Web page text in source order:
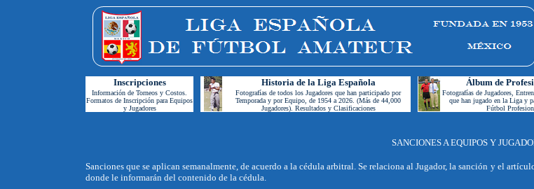
Inscripciones Historia de la Liga Española Álbum de
Información de Torneos y Costos.
Formatos de Inscripción para Equipos
y Jugadores
Fotografías de todos los Jugadores que han participado por
Temporada y por Equipo, de 1954 a 2026. (Más de 44,000
Jugadores). Resultados y Clasificaciones
Fotografías de Jugadores,
que han jugado en la Liga y
Fútbol
SANCIONES A EQUIPOS Y
Sanciones que se aplican semanalmente, de acuerdo a la cédula arbitral. Se relaciona al Jugador, la sanción y el
donde le informarán del contenido de la cédula.